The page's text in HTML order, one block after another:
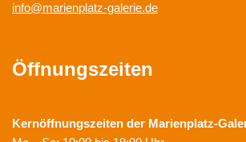
info@marienplatz-galerie.de
Öffnungszeiten
Kernöffnungszeiten der Marienplatz-